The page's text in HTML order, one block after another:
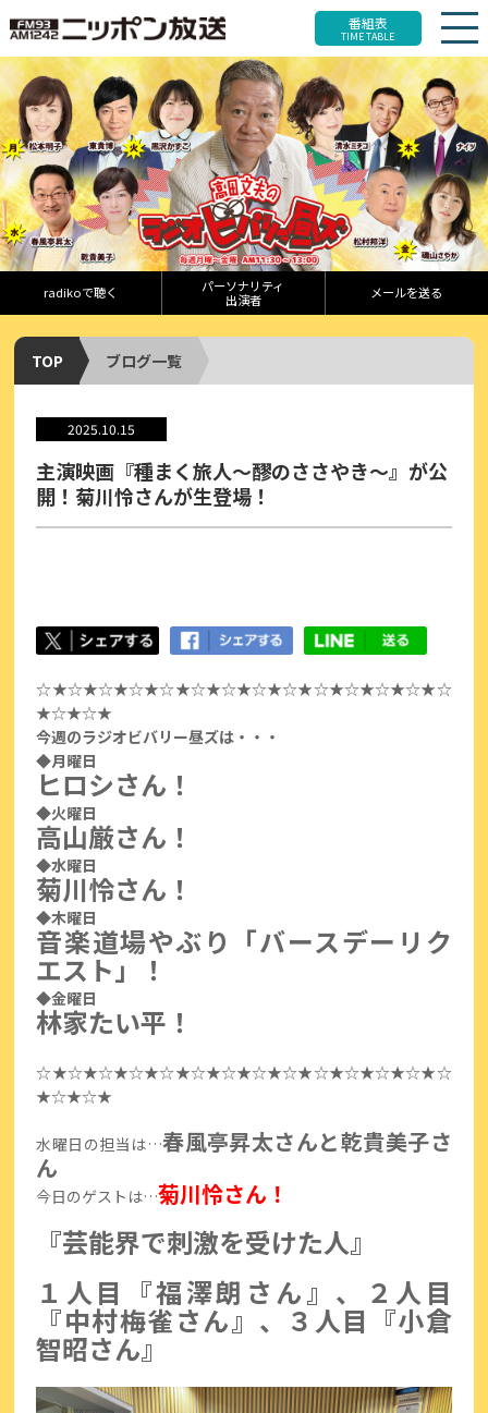
番組表
TIME TABLE
radikoで聴く
パーソナリティ
出演者
メールを送る
TOP ブログ一覧
2025.10.15
主演映画『種まく旅人〜醪のささやき〜』が公
開！菊川怜さんが生登場！
☆★☆★☆★☆★☆★☆★☆★☆★☆★☆★☆★☆★☆★☆
★☆★☆★
今週のラジオビバリー昼ズは・・・
◆月曜日
ヒロシさん！
◆火曜日
高山厳さん！
◆水曜日
菊川怜さん！
◆木曜日
音楽道場やぶり「バースデーリク
エスト」！
◆金曜日
林家たい平！
☆★☆★☆★☆★☆★☆★☆★☆★☆★☆★☆★☆★☆★☆
★☆★☆★
水曜日の担当は…春風亭昇太さんと乾貴美子さ
ん
今日のゲストは…菊川怜さん！
『芸能界で刺激を受けた人』
１人目『福澤朗さん』、２人目
『中村梅雀さん』、３人目『小倉
智昭さん』